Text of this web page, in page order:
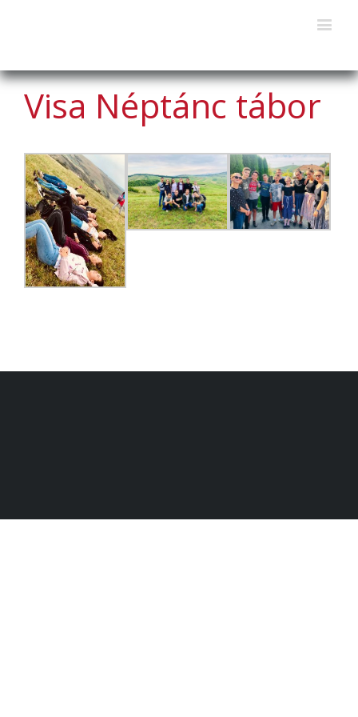
Visa Néptánc tábor